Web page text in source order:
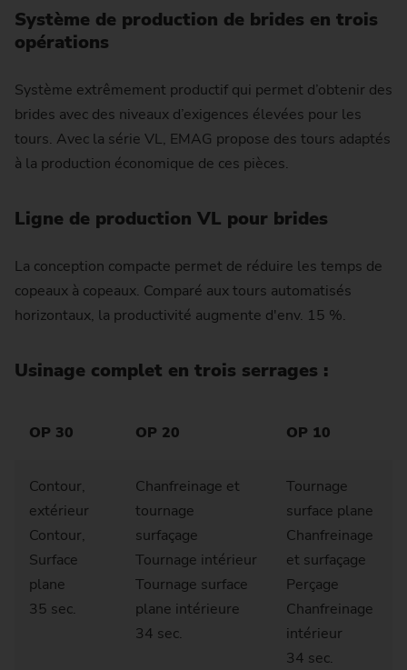
Système de production de brides en trois
opérations
Système extrêmement productif qui permet d’obtenir des
brides avec des niveaux d’exigences élevées pour les
tours. Avec la série VL, EMAG propose des tours adaptés
à la production économique de ces pièces.
Ligne de production VL pour brides
La conception compacte permet de réduire les temps de
copeaux à copeaux. Comparé aux tours automatisés
horizontaux, la productivité augmente d'env. 15 %.
Usinage complet en trois serrages :
OP 30 OP 20 OP 10
Contour,
extérieur
Contour,
Surface
plane
35 sec.
Chanfreinage et
tournage
surfaçage
Tournage intérieur
Tournage surface
plane intérieure
34 sec.
Tournage
surface plane
Chanfreinage
et surfaçage
Perçage
Chanfreinage
intérieur
34 sec.